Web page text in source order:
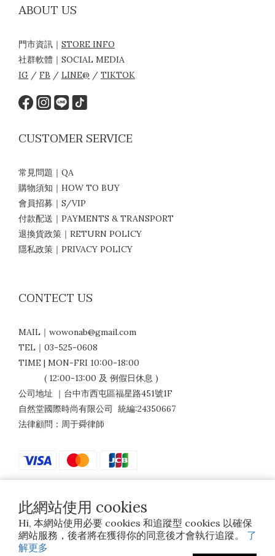
此網站使用 cookies
Hi, 本網站使用必要 cookies 和追蹤型 cookies 以確保
網站服務，後者將在獲得你的同意後才會執行追蹤。 了
解更多
ABOUT US
門市資訊｜ STORE INFO
社群軟體｜SOCIAL MEDIA
IG / FB / LINE@ / TIKTOK
CUSTOMER SERVICE
常見問題｜QA
購物須知｜HOW TO BUY
會員招募｜S/VIP
付款配送｜PAYMENTS & TRANSPORT
退換貨政策｜RETURN POLICY
隱私政策｜PRIVACY POLICY
CONTECT US
MAIL｜wowonab@gmail.com
TEL｜03-525-0608
TIME | MON-FRI 10:00-18:00
( 12:00-13:00 及 例假日休息 )
公司地址 ｜台中市西屯區福星路451號1F
自然堂國際時尚有限公司 統編:24350667
法律顧問：周于舜律師
$ TWD 繁體中文